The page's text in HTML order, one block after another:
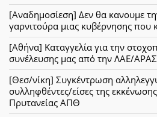
[Αναδημοσίεση] Δεν θα κανουμε
γαρνιτούρα μιας κυβέρνησης που
[Αθήνα] Καταγγελία για την
συνέλευσης μας από την ΛΑΕ/
[Θεσ/νίκη] Συγκέντρωση
συλληφθέντες/είσες της
Πρυτανείας ΑΠΘ